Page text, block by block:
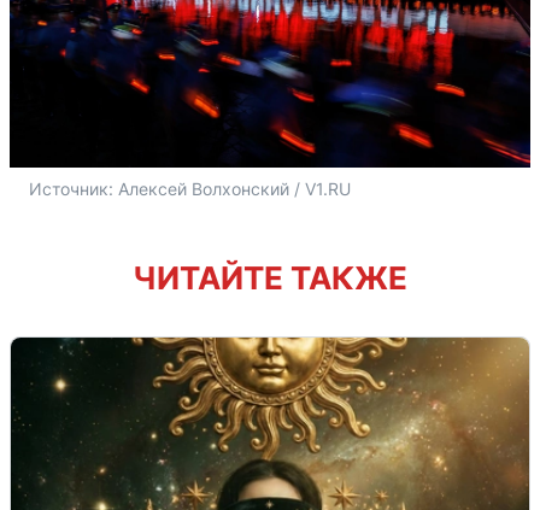
Источник: Алексей Волхонский / V1.RU
ЧИТАЙТЕ ТАКЖЕ